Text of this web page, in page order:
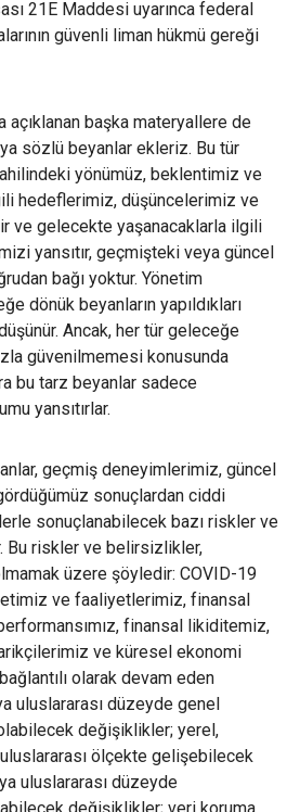
21E Maddesi uyarınca federal
güvenli liman hükmü gereği
açıklanan başka materyallere de
sözlü beyanlar ekleriz. Bu tür
yönümüz, beklentimiz ve
hedeflerimiz, düşüncelerimiz ve
ve gelecekte yaşanacaklarla ilgili
yansıtır, geçmişteki veya güncel
bağı yoktur. Yönetim
dönük beyanların yapıldıkları
Ancak, her tür geleceğe
güvenilmemesi konusunda
bu tarz beyanlar sadece
yansıtırlar.
geçmiş deneyimlerimiz, güncel
sonuçlardan ciddi
sonuçlanabilecek bazı riskler ve
riskler ve belirsizlikler,
üzere şöyledir: COVID-19
ve faaliyetlerimiz, finansal
finansal likiditemiz,
ve küresel ekonomi
olarak devam eden
uluslararası düzeyde genel
değişiklikler; yerel,
ölçekte gelişebilecek
uluslararası düzeyde